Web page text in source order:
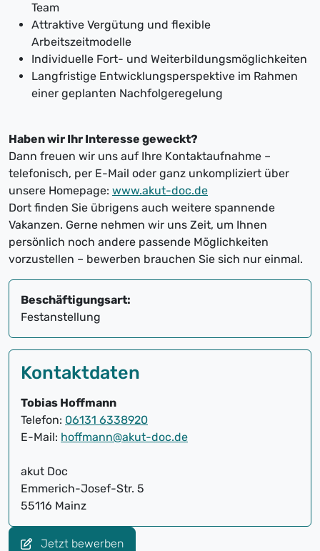
Team
Attraktive Vergütung und flexible
Arbeitszeitmodelle
Individuelle Fort- und Weiterbildungsmöglichkeiten
Langfristige Entwicklungsperspektive im Rahmen
einer geplanten Nachfolgeregelung
Haben wir Ihr Interesse geweckt?
Dann freuen wir uns auf Ihre Kontaktaufnahme –
telefonisch, per E-Mail oder ganz unkompliziert über
unsere Homepage: www.akut-doc.de
Dort finden Sie übrigens auch weitere spannende
Vakanzen. Gerne nehmen wir uns Zeit, um Ihnen
persönlich noch andere passende Möglichkeiten
vorzustellen – bewerben brauchen Sie sich nur einmal.
Beschäftigungsart:
Festanstellung
Kontaktdaten
Tobias Hoffmann
Telefon: 06131 6338920
E-Mail: hoffmann@akut-doc.de
akut Doc
Emmerich-Josef-Str. 5
55116 Mainz
Jetzt bewerben